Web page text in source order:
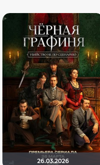
26.03.2026